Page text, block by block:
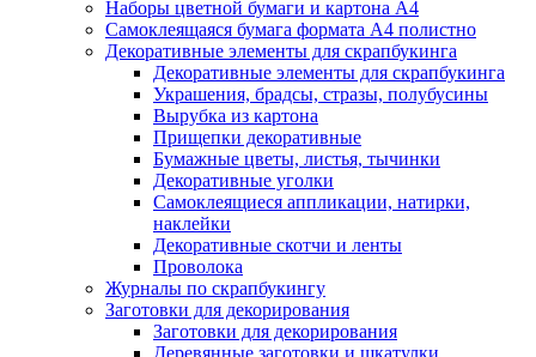
Наборы цветной бумаги и картона А4
Самоклеящаяся бумага формата А4 полистно
Декоративные элементы для скрапбукинга
Декоративные элементы для скрапбукинга
Украшения, брадсы, стразы, полубусины
Вырубка из картона
Прищепки декоративные
Бумажные цветы, листья, тычинки
Декоративные уголки
Самоклеящиеся аппликации, натирки,
наклейки
Декоративные скотчи и ленты
Проволока
Журналы по скрапбукингу
Заготовки для декорирования
Заготовки для декорирования
Деревянные заготовки и шкатулки